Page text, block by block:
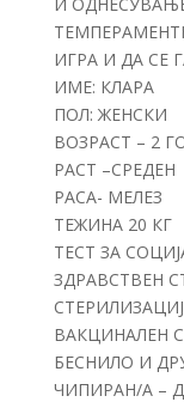
ИГРА И ДА СЕ
ИМЕ: КЛАРА
ПОЛ: ЖЕНСКИ
ВОЗРАСТ – 2
РАСТ –СРЕДЕН
РАСА- МЕЛЕЗ
ТЕЖИНА 20 КГ
ТЕСТ ЗА
ЗДРАВСТВЕН
ВАКЦИНАЛЕН
БЕСНИЛО И
ЧИПИРАН/А –